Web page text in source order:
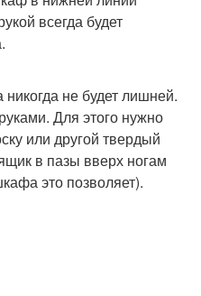
всегда будет
не будет лишней.
Для этого нужно
или другой твердый
в пазы вверх ногам
это позволяет).